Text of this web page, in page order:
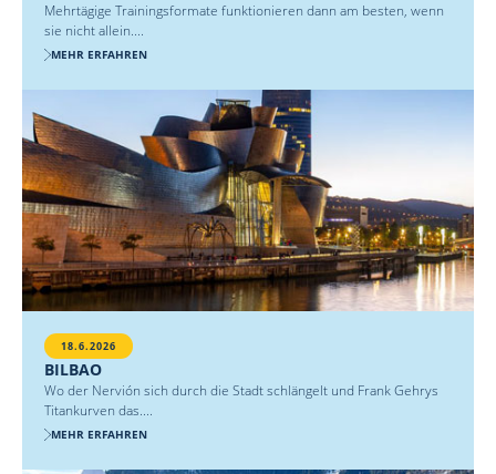
Mehrtägige Trainingsformate funktionieren dann am besten, wenn
sie nicht allein....
MEHR ERFAHREN
18.6.2026
BILBAO
Wo der Nervión sich durch die Stadt schlängelt und Frank Gehrys
Titankurven das....
MEHR ERFAHREN